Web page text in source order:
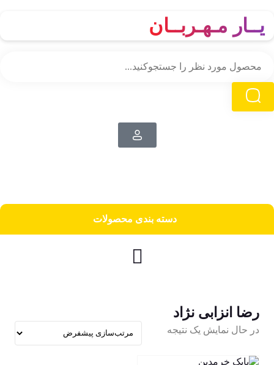
یــار مـهـربــان
دسته‌ بندی محصولات
رضا انزابی نژاد
در حال نمایش یک نتیجه